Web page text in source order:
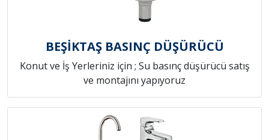
BEŞİKTAŞ BASINÇ DÜŞÜRÜCÜ
Konut ve İş Yerleriniz için ; Su basınç düşürücü satış
ve montajını yapıyoruz